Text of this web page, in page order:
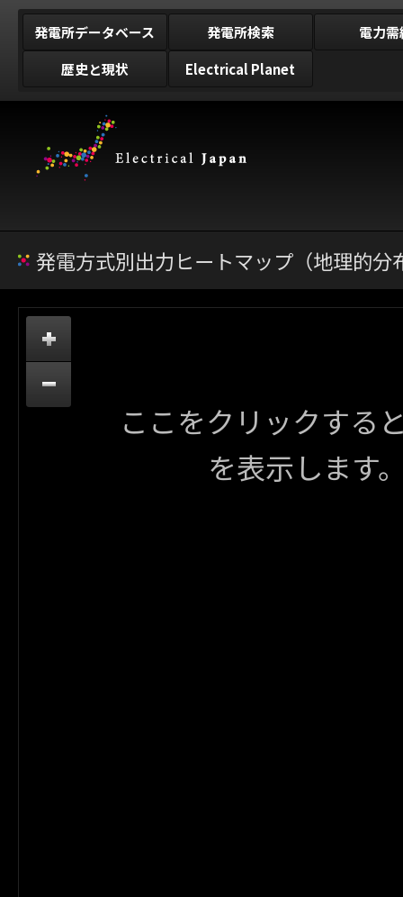
発電所データベース 発電所検索
電力需
歴史と現状
Electrical Planet
発電方式別出力ヒートマップ（地理的分
ここをクリックする
を表示します